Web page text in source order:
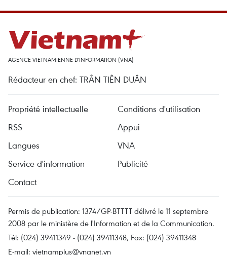
AGENCE VIETNAMIENNE D'INFORMATION (VNA)
Rédacteur en chef: TRÂN TIÊN DUÂN
Propriété intellectuelle
Conditions d'utilisation
RSS
Appui
Langues
VNA
Service d'information
Publicité
Contact
Permis de publication: 1374/GP-BTTTT délivré le 11 septembre
2008 par le ministère de l'Information et de la Communication.
Tél: (024) 39411349 - (024) 39411348, Fax: (024) 39411348
E-mail: vietnamplus@vnanet.vn